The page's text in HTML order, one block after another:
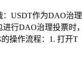
：USDT作为DAO治
进行DAO治理投票时
操作流程：1. 打开T